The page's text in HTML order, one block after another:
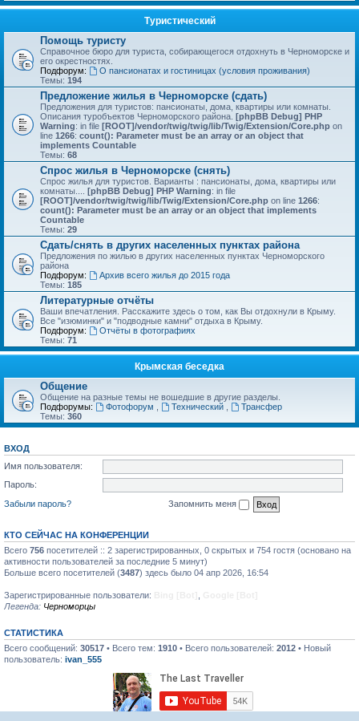
Туристический
Помощь туристу
Справочное бюро для туриста, собирающегося отдохнуть в Черноморске и
его окрестностях.
Подфорум:
О пансионатах и гостиницах (условия проживания)
Темы: 194
Предложение жилья в Черноморске (сдать)
Предложения для туристов: пансионаты, дома, квартиры или комнаты.
Описания туробъектов Черноморского района. [phpBB Debug] PHP
Warning: in file [ROOT]/vendor/twig/twig/lib/Twig/Extension/Core.php on
line 1266: count(): Parameter must be an array or an object that
implements Countable
Темы: 68
Спрос жилья в Черноморске (снять)
Спрос жилья для туристов. Варианты : пансионаты, дома, квартиры или
комнаты.... [phpBB Debug] PHP Warning: in file
[ROOT]/vendor/twig/twig/lib/Twig/Extension/Core.php on line 1266:
count(): Parameter must be an array or an object that implements
Countable
Темы: 29
Сдать/снять в других населенных пунктах района
Предложения по жилью в других населенных пунктах Черноморского
района
Подфорум:
Архив всего жилья до 2015 года
Темы: 185
Литературные отчёты
Ваши впечатления. Расскажите здесь о том, как Вы отдохнули в Крыму.
Все "изюминки" и "подводные камни" отдыха в Крыму.
Подфорум:
Отчёты в фотографиях
Темы: 71
Крымская беседка
Общение
Общение на разные темы не вошедшие в другие разделы.
Подфорумы:
Фотофорум Технический
Трансфер
Темы: 360
ВХОД
Имя пользователя:
Пароль:
Забыли пароль?
Запомнить меня
КТО СЕЙЧАС НА КОНФЕРЕНЦИИ
Всего 756 посетителей :: 2 зарегистрированных, 0 скрытых и 754 гостя (основано на
активности пользователей за последние 5 минут)
Больше всего посетителей (3487) здесь было 04 апр 2026, 16:54
Зарегистрированные пользователи:
Легенда: Черноморцы
СТАТИСТИКА
Всего сообщений: 30517 • Всего тем: 1910 • Всего пользователей: 2012 • Новый
пользователь: ivan_555